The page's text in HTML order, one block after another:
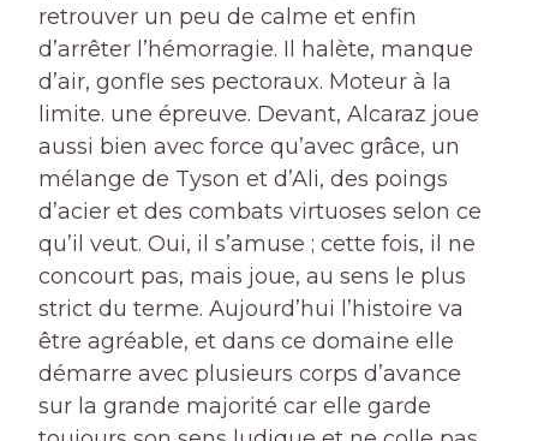
retrouver un peu de calme et enfin
d’arrêter l’hémorragie. Il halète, manque
d’air, gonfle ses pectoraux. Moteur à la
limite. une épreuve. Devant, Alcaraz joue
aussi bien avec force qu’avec grâce, un
mélange de Tyson et d’Ali, des poings
d’acier et des combats virtuoses selon ce
qu’il veut. Oui, il s’amuse ; cette fois, il ne
concourt pas, mais joue, au sens le plus
strict du terme. Aujourd’hui l’histoire va
être agréable, et dans ce domaine elle
démarre avec plusieurs corps d’avance
sur la grande majorité car elle garde